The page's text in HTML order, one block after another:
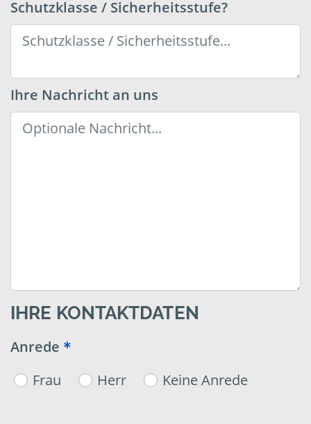
Schutzklasse / Sicherheitsstufe?
Ihre Nachricht an uns
IHRE KONTAKTDATEN
Anrede
Frau
Herr Keine Anrede